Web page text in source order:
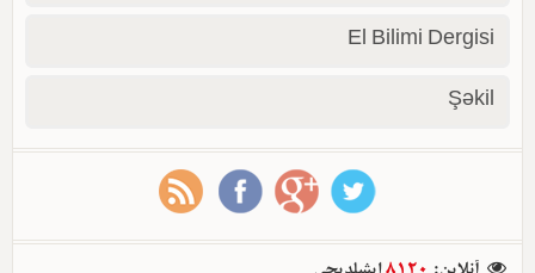
El Bilimi Dergisi
Şəkil